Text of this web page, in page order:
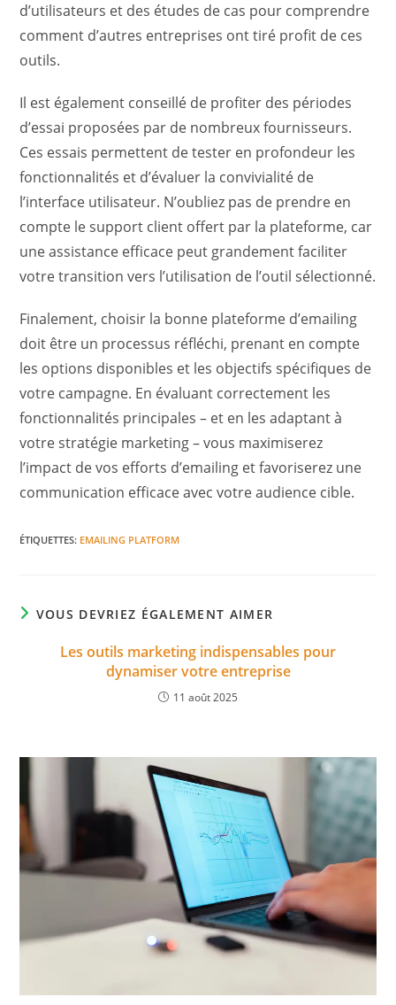
d’utilisateurs et des études de cas pour comprendre
comment d’autres entreprises ont tiré profit de ces
outils.
Il est également conseillé de profiter des périodes
d’essai proposées par de nombreux fournisseurs.
Ces essais permettent de tester en profondeur les
fonctionnalités et d’évaluer la convivialité de
l’interface utilisateur. N’oubliez pas de prendre en
compte le support client offert par la plateforme, car
une assistance efficace peut grandement faciliter
votre transition vers l’utilisation de l’outil sélectionné.
Finalement, choisir la bonne plateforme d’emailing
doit être un processus réfléchi, prenant en compte
les options disponibles et les objectifs spécifiques de
votre campagne. En évaluant correctement les
fonctionnalités principales – et en les adaptant à
votre stratégie marketing – vous maximiserez
l’impact de vos efforts d’emailing et favoriserez une
communication efficace avec votre audience cible.
ÉTIQUETTES: EMAILING PLATFORM
VOUS DEVRIEZ ÉGALEMENT AIMER
Les outils marketing indispensables pour
dynamiser votre entreprise
11 août 2025